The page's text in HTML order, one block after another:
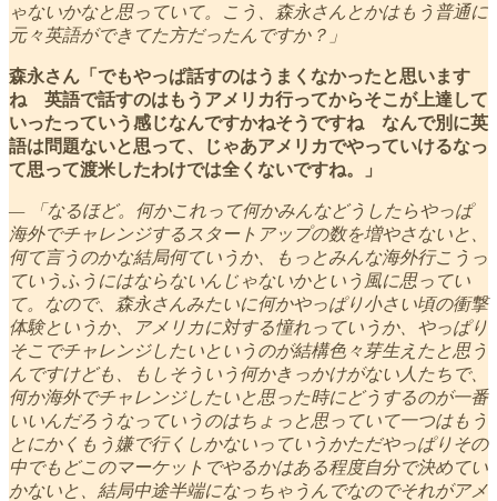
ゃないかなと思っていて。こう、森永さんとかはもう普通に
元々英語ができてた方だったんですか？」
森永さん「でもやっぱ話すのはうまくなかったと思います
ね 英語で話すのはもうアメリカ行ってからそこが上達して
いったっていう感じなんですかねそうですね なんで別に英
語は問題ないと思って、じゃあアメリカでやっていけるなっ
て思って渡米したわけでは全くないですね。」
— 「なるほど。何かこれって何かみんなどうしたらやっぱ
海外でチャレンジするスタートアップの数を増やさないと、
何て言うのかな結局何ていうか、もっとみんな海外行こうっ
ていうふうにはならないんじゃないかという風に思ってい
て。なので、森永さんみたいに何かやっぱり小さい頃の衝撃
体験というか、アメリカに対する憧れっていうか、やっぱり
そこでチャレンジしたいというのが結構色々芽生えたと思う
んですけども、もしそういう何かきっかけがない人たちで、
何か海外でチャレンジしたいと思った時にどうするのが一番
いいんだろうなっていうのはちょっと思っていて一つはもう
とにかくもう嫌で行くしかないっていうかただやっぱりその
中でもどこのマーケットでやるかはある程度自分で決めてい
かないと、結局中途半端になっちゃうんでなのでそれがアメ